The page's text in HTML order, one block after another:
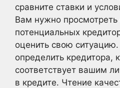
сравните ставки и
Вам нужно
потенциальных
оценить свою
определить кредитора,
соответствует вашим
в кредите. Чтение